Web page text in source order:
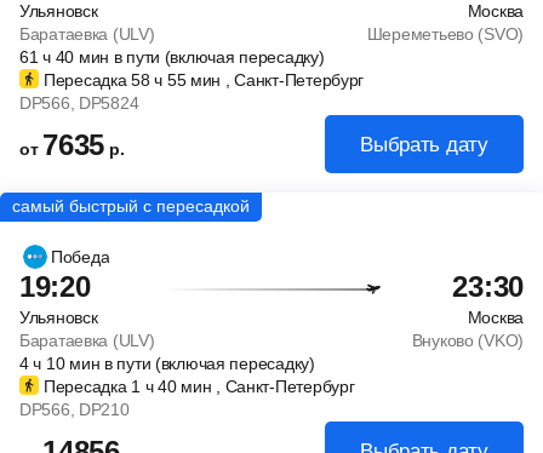
Ульяновск
Москва
Баратаевка (ULV)
Шереметьево (SVO)
61ч40 мин в пути (включая пересадку)
Пересадка 58ч 55 мин , Санкт-Петербург
DP566 , DP5824
от 7635 р. Выбрать дату
Победа
19:20 23:30
Ульяновск
Москва
Баратаевка (ULV)
Внуково (VKO)
4ч 10 мин в пути (включая пересадку)
Пересадка 1 ч40 мин , Санкт-Петербург
DP566 , DP210